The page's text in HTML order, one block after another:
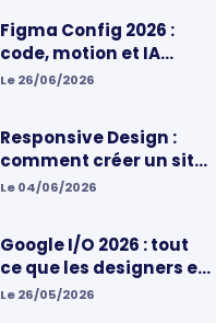
Figma Config 2026 :
code, motion et IA
réunis sur un même
designers
Le 26/06/2026
Responsive Design :
comment créer un site
web vraiment adapté
Le 04/06/2026
Google I/O 2026 : tout
ce que les designers et
marketeurs doivent
Le 26/05/2026